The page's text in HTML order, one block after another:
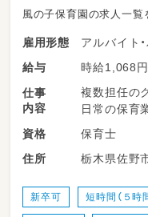
風の子保育園の求人一覧
雇用形態
アルバイト
給与
時給1,068
仕事
内容
複数担任の
日常の保育
資格
保育士
住所
栃木県佐野
新卒可 短時間（５時